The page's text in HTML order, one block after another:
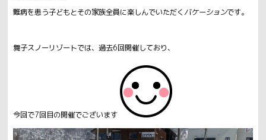
難病を患う子どもとその家族全員に楽しんでいただく バケーションです。
舞子スノーリゾートでは、過去6回開催しており、
今回で7回目の開催でございます